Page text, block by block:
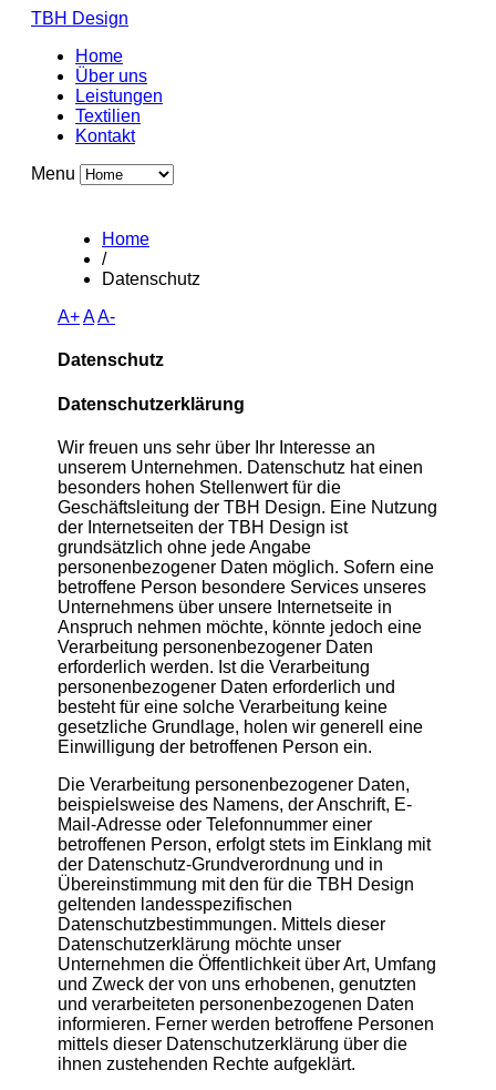
TBH Design
Home
Über uns
Leistungen
Textilien
Kontakt
Menu
Home
/
Datenschutz
A+AA-
Datenschutz
Datenschutzerklärung
Wir freuen uns sehr über Ihr Interesse an
unserem Unternehmen. Datenschutz hat einen
besonders hohen Stellenwert für die
Geschäftsleitung der TBH Design. Eine Nutzung
der Internetseiten der TBH Design ist
grundsätzlich ohne jede Angabe
personenbezogener Daten möglich. Sofern eine
betroffene Person besondere Services unseres
Unternehmens über unsere Internetseite in
Anspruch nehmen möchte, könnte jedoch eine
Verarbeitung personenbezogener Daten
erforderlich werden. Ist die Verarbeitung
personenbezogener Daten erforderlich und
besteht für eine solche Verarbeitung keine
gesetzliche Grundlage, holen wir generell eine
Einwilligung der betroffenen Person ein.
Die Verarbeitung personenbezogener Daten,
beispielsweise des Namens, der Anschrift, E-
Mail-Adresse oder Telefonnummer einer
betroffenen Person, erfolgt stets im Einklang mit
der Datenschutz-Grundverordnung und in
Übereinstimmung mit den für die TBH Design
geltenden landesspezifischen
Datenschutzbestimmungen. Mittels dieser
Datenschutzerklärung möchte unser
Unternehmen die Öffentlichkeit über Art, Umfang
und Zweck der von uns erhobenen, genutzten
und verarbeiteten personenbezogenen Daten
informieren. Ferner werden betroffene Personen
mittels dieser Datenschutzerklärung über die
ihnen zustehenden Rechte aufgeklärt.